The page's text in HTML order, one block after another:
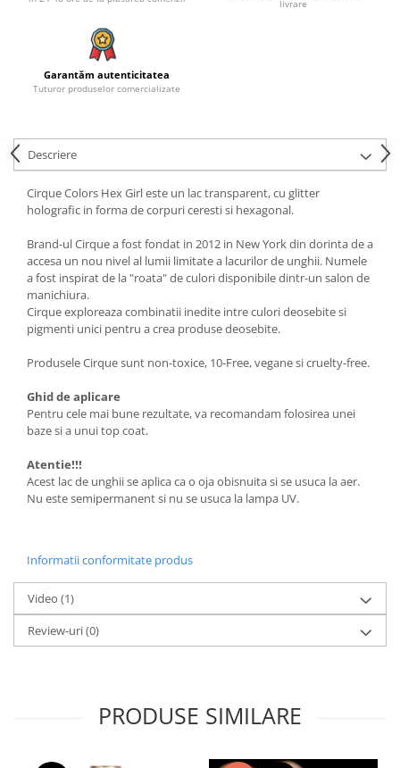
livrare
Garantăm autenticitatea
Tuturor produselor comercializate
Descriere
Cirque Colors Hex Girl este un lac transparent, cu glitter
holografic in forma de corpuri ceresti si hexagonal.
Brand-ul Cirque a fost fondat in 2012 in New York din dorinta de a
accesa un nou nivel al lumii limitate a lacurilor de unghii. Numele
a fost inspirat de la "roata" de culori disponibile dintr-un salon de
manichiura.
Cirque exploreaza combinatii inedite intre culori deosebite si
pigmenti unici pentru a crea produse deosebite.
Produsele Cirque sunt non-toxice, 10-Free, vegane si cruelty-free.
Ghid de aplicare
Pentru cele mai bune rezultate, va recomandam folosirea unei
baze si a unui top coat.
Atentie!!!
Acest lac de unghii se aplica ca o oja obisnuita si se usuca la aer.
Nu este semipermanent si nu se usuca la lampa UV.
Informatii conformitate produs
Video (1)
Review-uri(0)
PRODUSE SIMILARE